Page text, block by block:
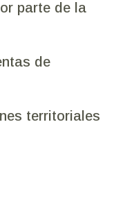
parte de la
de
territoriales